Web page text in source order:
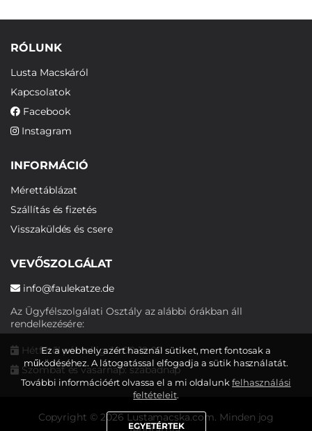
RÓLUNK
Lusta Macskáról
Kapcsolatok
Facebook
Instagram
INFORMÁCIÓ
Mérettáblázat
Szállítás és fizetés
Visszaküldés és csere
VEVŐSZOLGÁLAT
info@faulekatze.de
Az Ügyfélszolgálati Osztály az alábbi órákban áll
rendelkezésére:
Hétfőtől péntekig: 10:00-19:00
Szombat és vasárnap: szabadnap
Copyright © 2026 Lustamacska.com. Minden jog
Ez a webhely azért használ sütiket, mert fontosak a
működéséhez. A látogatással elfogadja a sütik használatát.
További információért olvassa el a mi oldalunkfelhasználási
feltételeit.
EGYETÉRTEK